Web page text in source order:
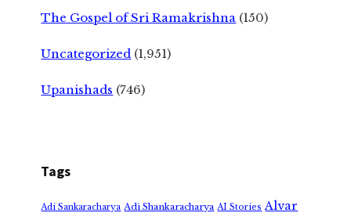
The Gospel of Sri Ramakrishna (150)
Uncategorized (1,951)
Upanishads (746)
Tags
Adi Sankaracharya Adi Shankaracharya AI Stories Alvar